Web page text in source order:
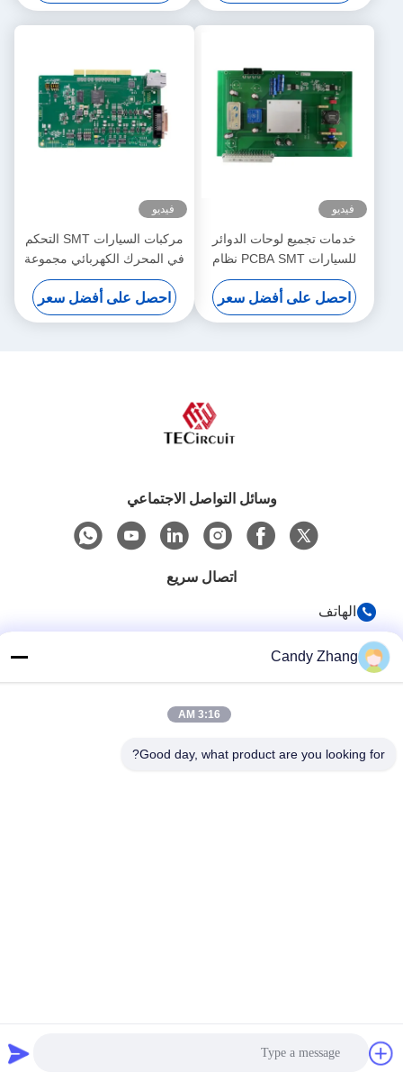
فيديو
خدمات تجميع لوحات الدوائر
للسيارات PCBA SMT نظام
تحكم الإضاءة
احصل على أفضل سعر
فيديو
مركبات السيارات SMT التحكم
في المحرك الكهربائي مجموعة
لوحة الدوائر المطبوعة مع لوحة
مرنة PCBA0121
احصل على أفضل سعر
وسائل التواصل الاجتماعي
اتصال سريع
الهاتف
Candy Zhang
3:16 AM
Good day, what product are you looking for?